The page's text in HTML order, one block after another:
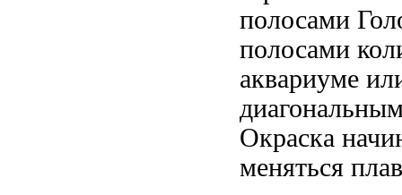
полосами
полосами
аквариуме
Окраска
меняться